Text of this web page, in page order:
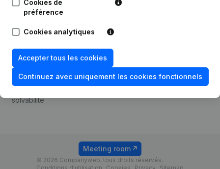
Cookies de
préférence
Cookies analytiques
Accepter tous les cookies
Continuez avec uniquement les cookies fonctionnels
Compliance et prévention
de la fraude
Consulter des comptes
Recherche de numéro de
TVA
solvabilité
Tarifs
© 2026 Companyweb, tous droits réservés.
Meeting room